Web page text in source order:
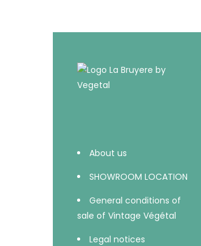
About us
SHOWROOM LOCATION
General conditions of
sale of Vintage Végétal
Legal notices